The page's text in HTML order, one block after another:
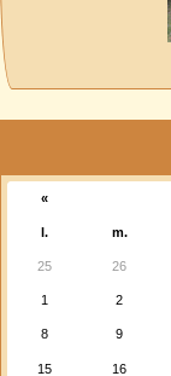
«
l. m.
25 26
1 2
8 9
15 16